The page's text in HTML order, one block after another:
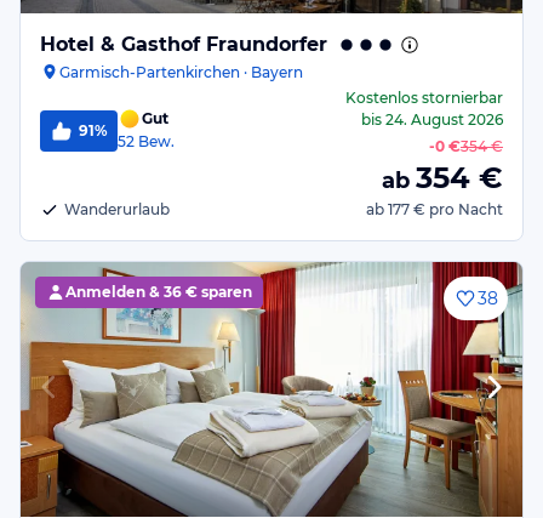
Hotel & Gasthof Fraundorfer
Garmisch-Partenkirchen · Bayern
91%
Gut
52 Bew.
Wanderurlaub
Kostenlos stornierbar
bis 24. August 2026
-0 €354 €
ab 354 €
ab 177 € pro Nacht
Anmelden & 36 € sparen 38